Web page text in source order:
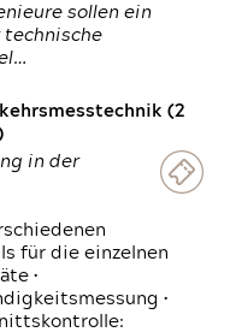
sollen ein
technische
(2
in der
für die einzelnen
•
•